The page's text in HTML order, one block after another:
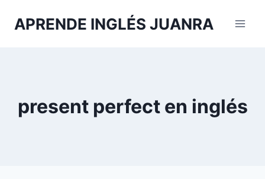
APRENDE INGLÉS JUANRA
present perfect en inglés